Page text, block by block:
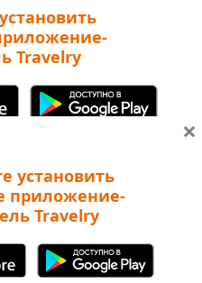
welcome@mytravelry.com
— с нами
Travelry
Изучайте Рим с
установить
приложение-
Travelry
×